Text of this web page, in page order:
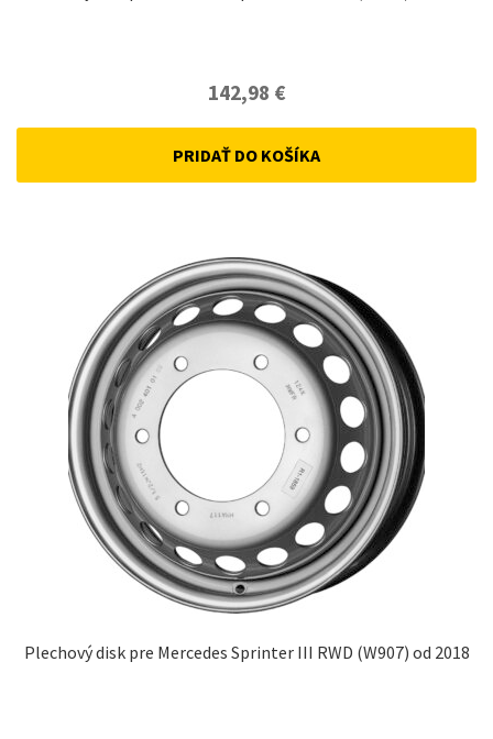
142,98 €
PRIDAŤ DO KOŠÍKA
Plechový disk pre Mercedes Sprinter III RWD (W907) od 2018